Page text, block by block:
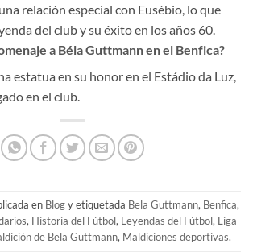
relación especial con Eusébio, lo que
del club y su éxito en los años 60.
a Béla Guttmann en el Benfica?
estatua en su honor en el Estádio da Luz,
en el club.
en Blogy etiquetada Bela Guttmann, Benfica,
, Historia del Fútbol, Leyendas del Fútbol, Liga
de Bela Guttmann, Maldiciones deportivas.